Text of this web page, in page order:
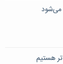
هستیم